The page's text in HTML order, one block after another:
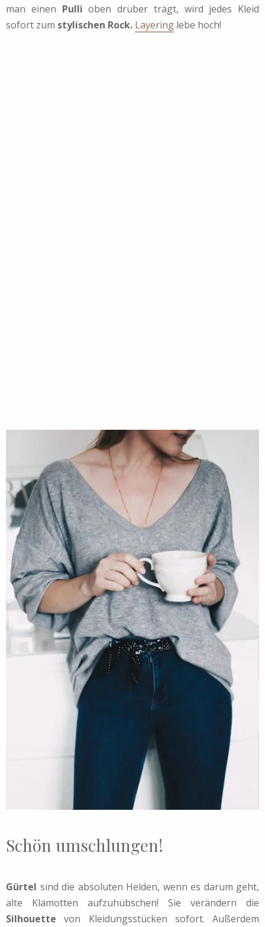
man einen Pulli oben drüber trägt, wird jedes Kleid
sofort zum stylischen Rock. Layering lebe hoch!
Schön umschlungen!
Gürtel sind die absoluten Helden, wenn es darum geht,
alte Klamotten aufzuhübschen! Sie verändern die
Silhouette von Kleidungsstücken sofort. Außerdem